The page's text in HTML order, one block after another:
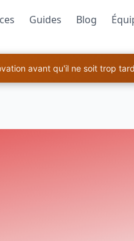
Guides Blog
avant qu'il ne soit trop